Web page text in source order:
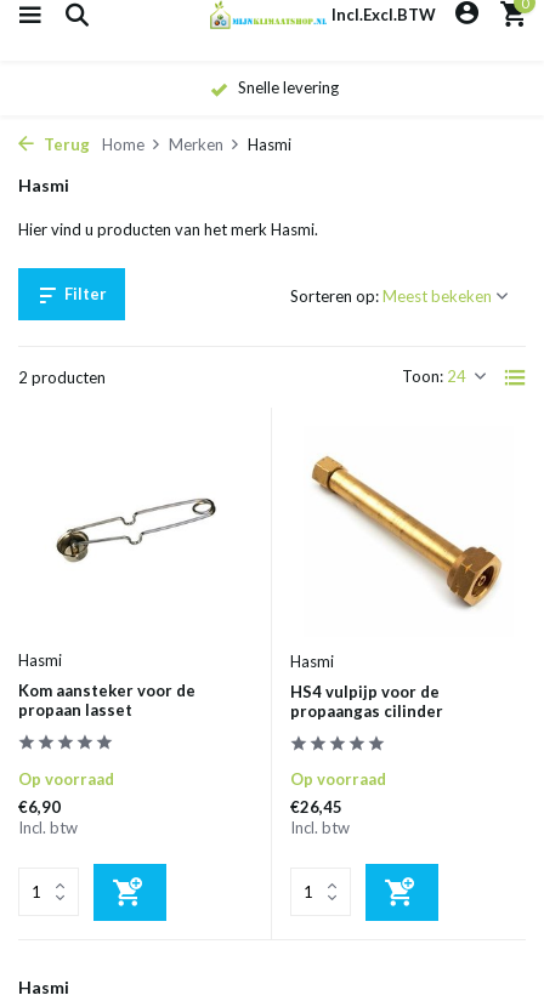
Incl.Excl.BTW
Snelle levering
Terug Home Merken Hasmi
Hasmi
Hier vind u producten van het merk Hasmi.
Filter
2 producten Toon:
Sorteren op:
Hasmi
Kom aansteker voor de
propaan lasset
Op voorraad
€6,90
Incl. btw
Hasmi
HS4 vulpijp voor de
propaangas cilinder
Op voorraad
€26,45
Incl. btw
Hasmi